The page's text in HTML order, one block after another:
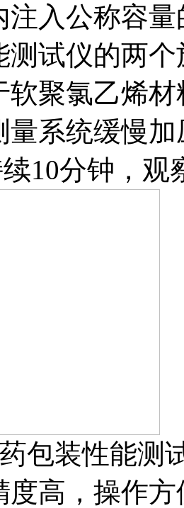
注入公称容
测试仪的两
软聚氯乙烯
量系统缓慢
续10分钟，
包装性能测
度高，操作